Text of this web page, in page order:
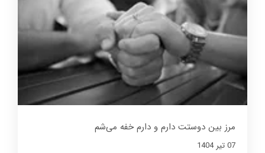
مرز بین دوستت دارم و دارم خفه می‌شم
07 تير 1404